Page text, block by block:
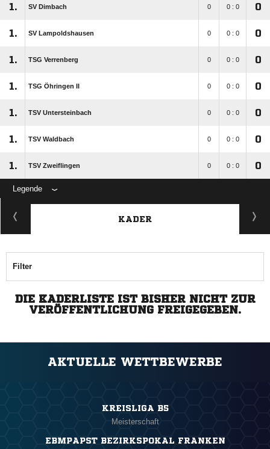
1. SV Dimbach 0 0 : 0 0
1. SV Lampoldshausen 0 0 : 0 0
1. TSG Verrenberg 0 0 : 0 0
1. TSG Öhringen II 0 0 : 0 0
1. TSV Untersteinbach 0 0 : 0 0
1. TSV Waldbach 0 0 : 0 0
1. TSV Zweiflingen 0 0 : 0 0
Legende
KADER
Filter
DIE KADERLISTE IST BISHER NICHT ZUR
VERÖFFENTLICHUNG FREIGEGEBEN.
AKTUELLE WETTBEWERBE
KREISLIGA B5
Meisterschaft
EBMPAPST BEZIRKSPOKAL FRANKEN